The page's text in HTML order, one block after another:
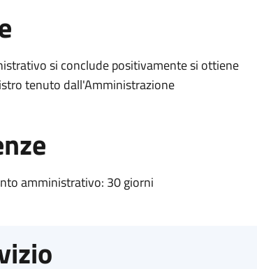
si conclude positivamente si ottiene
tenuto dall'Amministrazione
amministrativo: 30 giorni